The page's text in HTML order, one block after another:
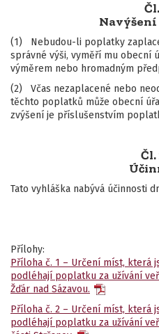
(1) Nebudou-li poplatky
správné výši, vyměří mu obecní
výměrem nebo hromadným
(2) Včas nezaplacené nebo
těchto poplatků může obecní
zvýšení je příslušenstvím
Čl.
Tato vyhláška nabývá účinnosti
Přílohy:
Příloha č. 1 – Určení míst, která
podléhají poplatku za užívání
Žďár nad Sázavou.
Příloha č. 2 – Určení míst, která
podléhají poplatku za užívání